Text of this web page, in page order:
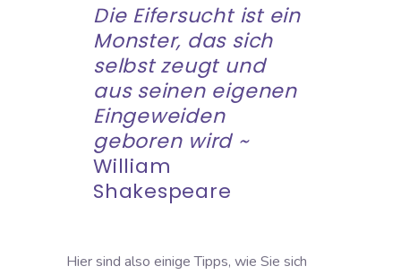
DieEifersuchtist ein
Monster, das sich
selbst zeugt und
aus seinen eigenen
Eingeweiden
geboren wird ~
William
Shakespeare
Hier sind also einige Tipps, wie Sie sich